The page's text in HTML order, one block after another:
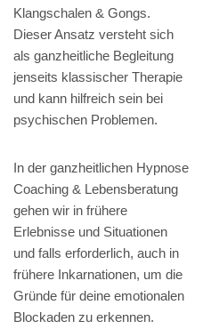
Klangschalen & Gongs.
Dieser Ansatz versteht sich
als ganzheitliche Begleitung
jenseits klassischer Therapie
und kann hilfreich sein bei
psychischen Problemen.
In der ganzheitlichen Hypnose
Coaching & Lebensberatung
gehen wir in frühere
Erlebnisse und Situationen
und falls erforderlich, auch in
frühere Inkarnationen, um die
Gründe für deine emotionalen
Blockaden zu erkennen.